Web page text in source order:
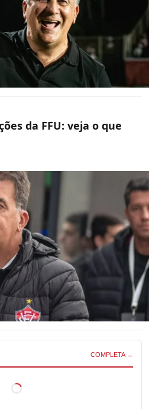
da FFU: veja o que
COMPLETA →